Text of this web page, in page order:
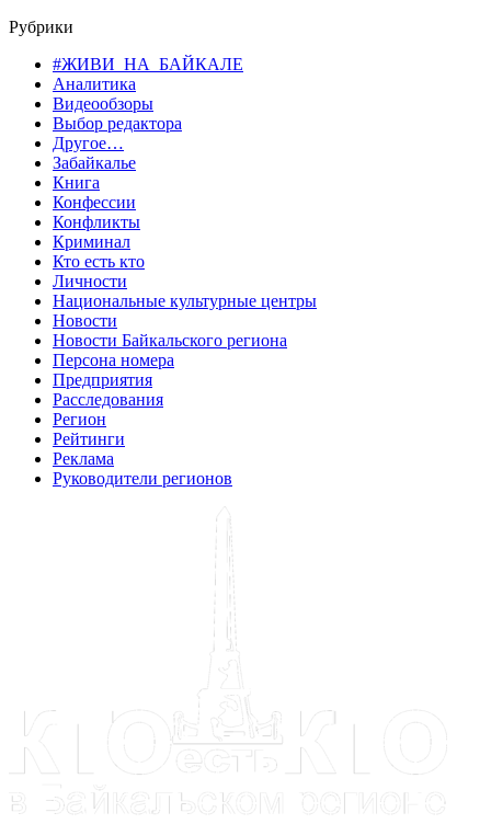
Рубрики
#ЖИВИ_НА_БАЙКАЛЕ
Аналитика
Видеообзоры
Выбор редактора
Другое…
Забайкалье
Книга
Конфессии
Конфликты
Криминал
Кто есть кто
Личности
Национальные культурные центры
Новости
Новости Байкальского региона
Персона номера
Предприятия
Расследования
Регион
Рейтинги
Реклама
Руководители регионов